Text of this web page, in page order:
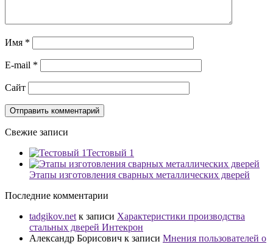
Имя *
E-mail *
Сайт
Свежие записи
Тестовый 1
Этапы изготовления сварных металлических дверей
Последние комментарии
tadgikov.net к записи Характеристики производства
стальных дверей Интекрон
Александр Борисович к записи Мнения пользователей о